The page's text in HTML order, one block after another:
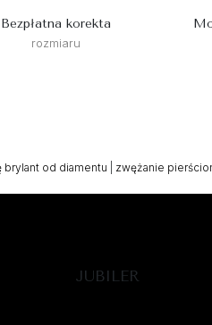
Bezpłatna korekta
rozmiaru
brylant od diamentu zwężanie
JUBILER